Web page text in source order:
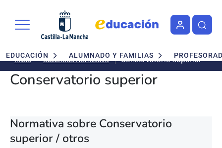
Navegación principal
EDUCACIÓN ALUMNADO Y FAMILIAS
Inicio Biblioteca Normativa Conservatorio superior
Conservatorio superior
Normativa sobre Conservatorio
superior / otros